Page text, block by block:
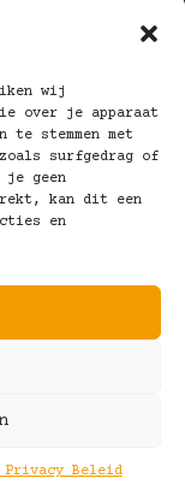
wij
over je apparaat
stemmen met
surfgedrag of
je geen
kan dit een
en
Privacy Beleid
Brillen